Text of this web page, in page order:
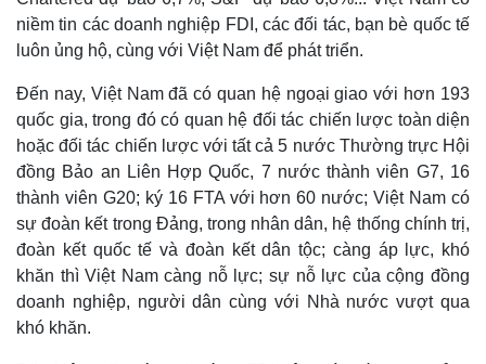
niềm tin các doanh nghiệp FDI, các đối tác, bạn bè quốc tế
luôn ủng hộ, cùng với Việt Nam để phát triển.
Đến nay, Việt Nam đã có quan hệ ngoại giao với hơn 193
quốc gia, trong đó có quan hệ đối tác chiến lược toàn diện
hoặc đối tác chiến lược với tất cả 5 nước Thường trực Hội
đồng Bảo an Liên Hợp Quốc, 7 nước thành viên G7, 16
thành viên G20; ký 16 FTA với hơn 60 nước; Việt Nam có
sự đoàn kết trong Đảng, trong nhân dân, hệ thống chính trị,
đoàn kết quốc tế và đoàn kết dân tộc; càng áp lực, khó
khăn thì Việt Nam càng nỗ lực; sự nỗ lực của cộng đồng
doanh nghiệp, người dân cùng với Nhà nước vượt qua
khó khăn.